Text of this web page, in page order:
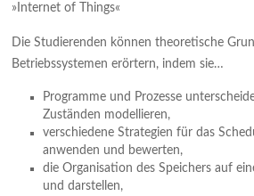
»Internet of Things«
Die Studierenden können theoretische
Betriebssystemen erörtern, indem sie…
Programme und Prozesse
Zuständen modellieren,
verschiedene Strategien für das
anwenden und bewerten,
die Organisation des Speichers auf
und darstellen,